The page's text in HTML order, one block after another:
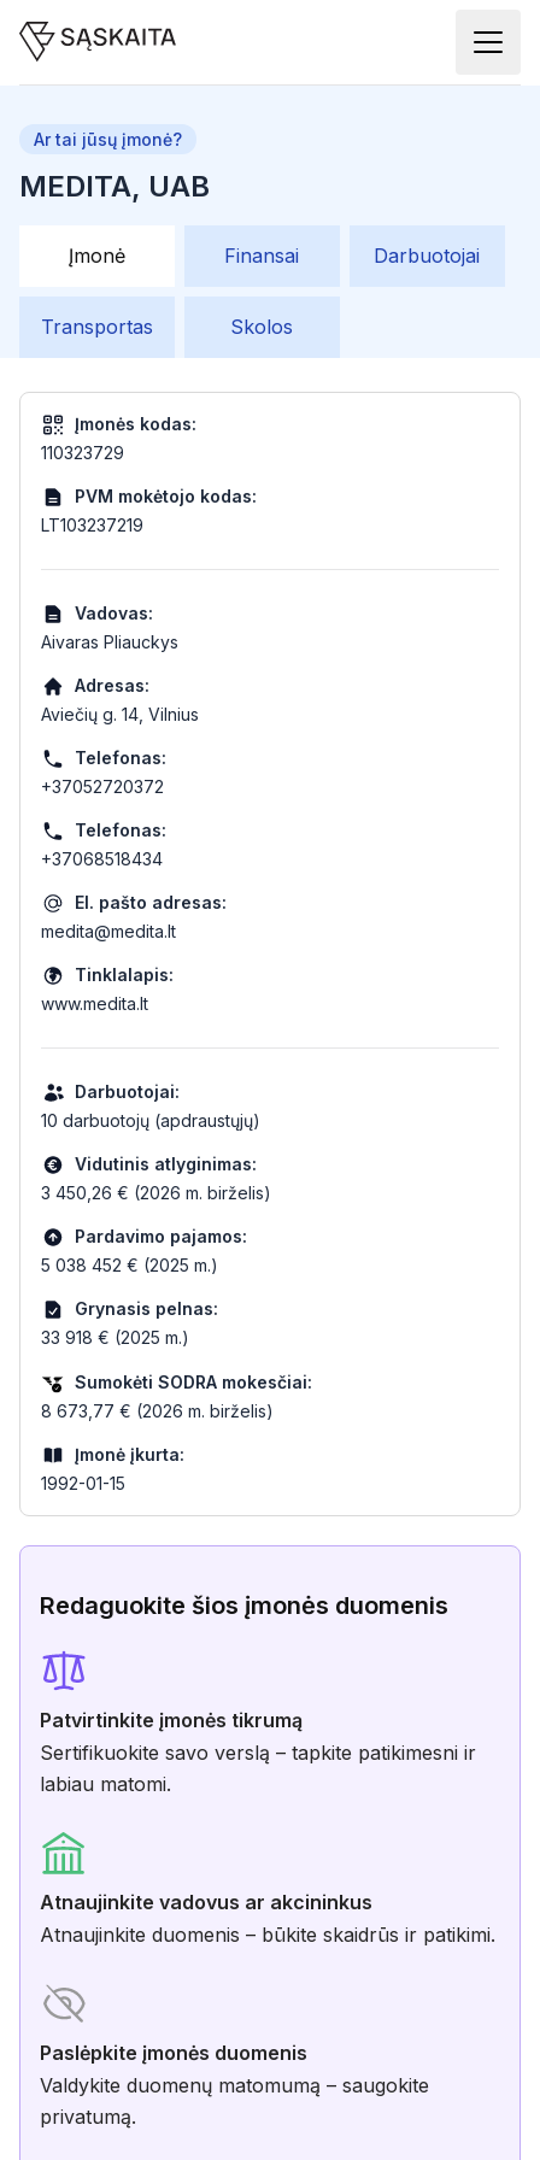
MEDITA, UAB
Ar tai jūsų įmonė?
Įmonė Finansai Darbuotojai
Transportas Skolos
Įmonės kodas:
110323729
PVM mokėtojo kodas:
LT103237219
Vadovas:
Aivaras Pliauckys
Adresas:
Aviečių g. 14, Vilnius
Telefonas:
+37052720372
Telefonas:
+37068518434
El. pašto adresas:
medita@medita.lt
Tinklalapis:
www.medita.lt
Darbuotojai:
10 darbuotojų (apdraustųjų)
Vidutinis atlyginimas:
3 450,26 € (2026 m. birželis)
Pardavimo pajamos:
5 038 452 € (2025 m.)
Grynasis pelnas:
33 918 € (2025 m.)
Sumokėti SODRA mokesčiai:
8 673,77 € (2026 m. birželis)
Įmonė įkurta:
1992-01-15
Redaguokite šios įmonės duomenis
Patvirtinkite įmonės tikrumą
Sertifikuokite savo verslą – tapkite patikimesni ir
labiau matomi.
Atnaujinkite vadovus ar akcininkus
Atnaujinkite duomenis – būkite skaidrūs ir patikimi.
Paslėpkite įmonės duomenis
Valdykite duomenų matomumą – saugokite
privatumą.